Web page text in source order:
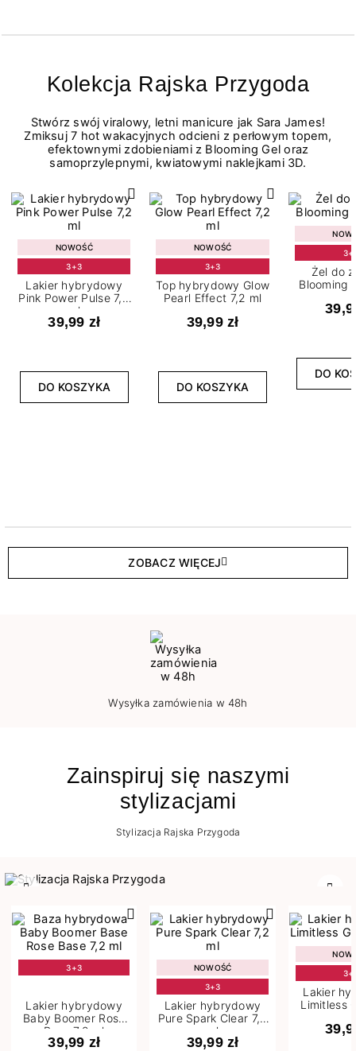
Kolekcja Rajska Przygoda
Stwórz swój viralowy, letni manicure jak Sara James!
Zmiksuj 7 hot wakacyjnych odcieni z perłowym topem,
efektownymi zdobieniami z Blooming Gel oraz
samoprzylepnymi, kwiatowymi naklejkami 3D.
NOWOŚĆ
3+3
Lakier hybrydowy
Pink Power Pulse 7,2
ml
39,99 zł
DO KOSZYKA
NOWOŚĆ
3+3
Top hybrydowy Glow
Pearl Effect 7,2 ml
39,99 zł
DO KOSZYKA
Żel do
Blooming
DO
ZOBACZ WIĘCEJ
Wysyłka zamówienia w 48h
Zainspiruj się naszymi
stylizacjami
Stylizacja Rajska Przygoda
3+3
Lakier hybrydowy
Baby Boomer Rose
Base 7,2 ml
39,99 zł
NOWOŚĆ
3+3
Lakier hybrydowy
Pure Spark Clear 7,2
ml
39,99 zł
Lakier
Limitless